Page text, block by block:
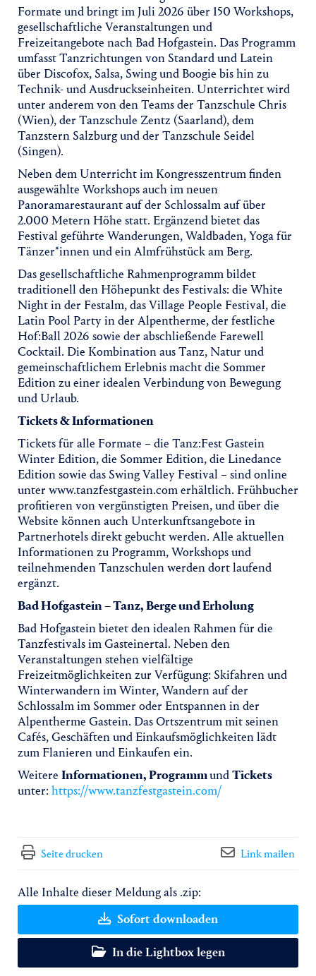
Formate und bringt im Juli 2026 über 150 Workshops,
gesellschaftliche Veranstaltungen und
Freizeitangebote nach Bad Hofgastein. Das Programm
umfasst Tanzrichtungen von Standard und Latein
über Discofox, Salsa, Swing und Boogie bis hin zu
Technik- und Ausdruckseinheiten. Unterrichtet wird
unter anderem von den Teams der Tanzschule Chris
(Wien), der Tanzschule Zentz (Saarland), dem
Tanzstern Salzburg und der Tanzschule Seidel
(Singen).
Neben dem Unterricht im Kongresszentrum finden
ausgewählte Workshops auch im neuen
Panoramarestaurant auf der Schlossalm auf über
2.000 Metern Höhe statt. Ergänzend bietet das
Festival geführte Wanderungen, Waldbaden, Yoga für
Tänzer*innen und ein Almfrühstück am Berg.
Das gesellschaftliche Rahmenprogramm bildet
traditionell den Höhepunkt des Festivals: die White
Night in der Festalm, das Village People Festival, die
Latin Pool Party in der Alpentherme, der festliche
Hof:Ball 2026 sowie der abschließende Farewell
Cocktail. Die Kombination aus Tanz, Natur und
gemeinschaftlichem Erlebnis macht die Sommer
Edition zu einer idealen Verbindung von Bewegung
und Urlaub.
Tickets & Informationen
Tickets für alle Formate – die Tanz:Fest Gastein
Winter Edition, die Sommer Edition, die Linedance
Edition sowie das Swing Valley Festival – sind online
unter www.tanzfestgastein.com erhältlich. Frühbucher
profitieren von vergünstigten Preisen, und über die
Website können auch Unterkunftsangebote in
Partnerhotels direkt gebucht werden. Alle aktuellen
Informationen zu Programm, Workshops und
teilnehmenden Tanzschulen werden dort laufend
ergänzt.
Bad Hofgastein – Tanz, Berge und Erholung
Bad Hofgastein bietet den idealen Rahmen für die
Tanzfestivals im Gasteinertal. Neben den
Veranstaltungen stehen vielfältige
Freizeitmöglichkeiten zur Verfügung: Skifahren und
Winterwandern im Winter, Wandern auf der
Schlossalm im Sommer oder Entspannen in der
Alpentherme Gastein. Das Ortszentrum mit seinen
Cafés, Geschäften und Einkaufsmöglichkeiten lädt
zum Flanieren und Einkaufen ein.
Weitere Informationen, ProgrammundTickets
unter: https://www.tanzfestgastein.com/
Seite drucken Link mailen
Alle Inhalte dieser Meldung als .zip:
Sofort downloaden
In die Lightbox legen